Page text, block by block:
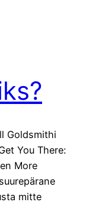
Goldsmithi
You There:
More
mitte